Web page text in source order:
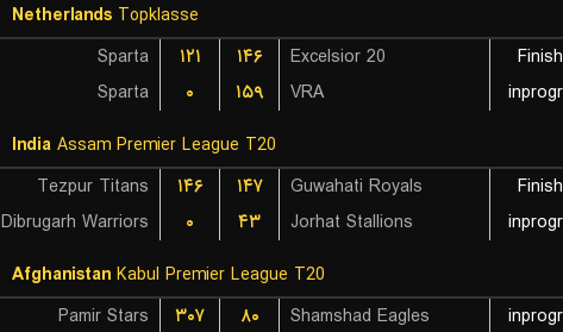
Netherlands Topklasse
Sparta
۱۲۱ ۱۴۶ Excelsior 20
Sparta
۰ ۱۵۹ VRA
India Assam Premier League T20
Tezpur Titans
۱۴۶ ۱۴۷ Guwahati Royals
Dibrugarh Warriors
۰ ۴۳ Jorhat Stallions
Afghanistan Kabul Premier League T20
Pamir Stars
۳۰۷ ۸۰ Shamshad Eagles